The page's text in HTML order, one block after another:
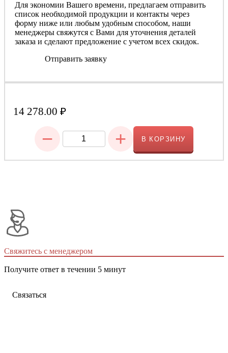
Для экономии Вашего времени, предлагаем отправить
список необходимой продукции и контакты через
форму ниже или любым удобным способом, наши
менеджеры свяжутся с Вами для уточнения деталей
заказа и сделают предложение с учетом всех скидок.
Отправить заявку
14 278.00 ₽
− + В КОРЗИНУ
Свяжитесь с менеджером
Получите ответ в течении 5 минут
Связаться